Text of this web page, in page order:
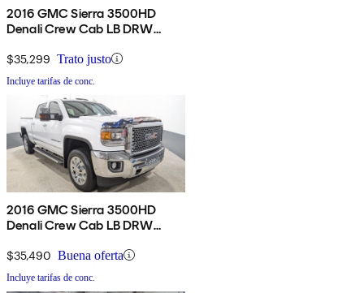
2016 GMC Sierra 3500HD
Denali Crew Cab LB DRW
$35,299 Trato justo
Incluye tarifas de conc.
2016 GMC Sierra 3500HD
Denali Crew Cab LB DRW
$35,490 Buena oferta
Incluye tarifas de conc.